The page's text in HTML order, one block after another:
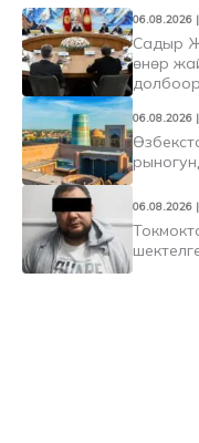
06.08.2026
Садыр
өнөр
06.08.2026
06.08.2026